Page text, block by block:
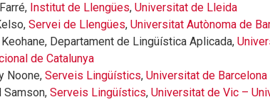
Institut de Llengües, Universitat de Lleida
Servei de Llengües, Universitat Autònoma de
Departament de Lingüística Aplicada,
de Catalunya
Noone, Serveis Lingüístics, Universitat de Barcelona
Samson, Serveis Lingüístics, Universitat de Vic –